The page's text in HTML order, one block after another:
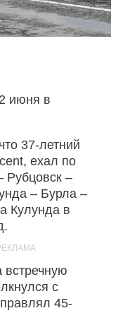
июня в
37-летний
ехал по
Рубцовск –
– Бурла –
Кулунда в
с
45-